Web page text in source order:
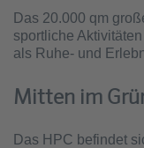
Das 20.000 qm
sportliche
als Ruhe- und
Mitten im
Das HPC befindet